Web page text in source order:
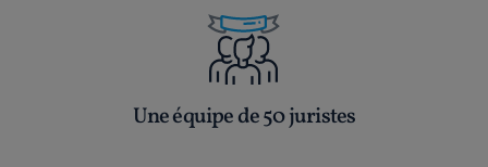
Une équipe de 50 juristes